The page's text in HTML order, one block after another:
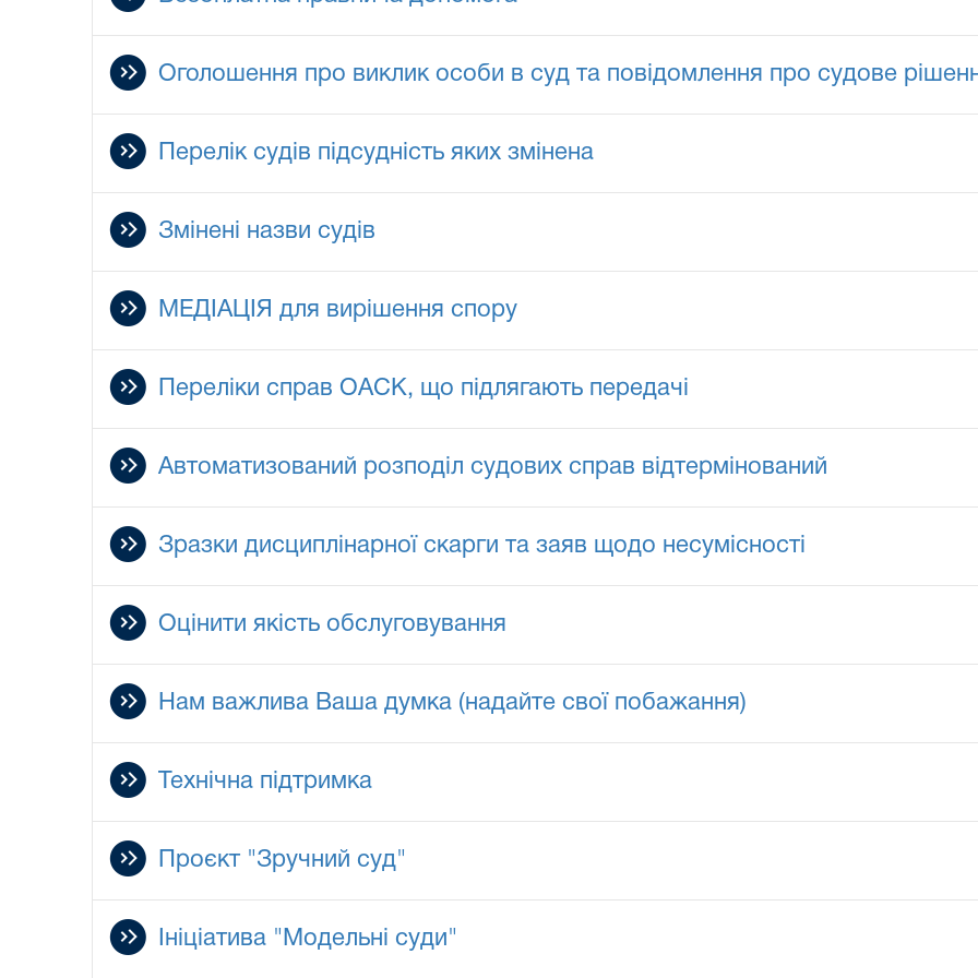
Оголошення про виклик особи в суд та повідомлення про судове
Перелік судів підсудність яких змінена
Змінені назви судів
МЕДІАЦІЯ для вирішення спору
Переліки справ ОАСК, що підлягають передачі
Автоматизований розподіл судових справ відтермінований
Зразки дисциплінарної скарги та заяв щодо несумісності
Оцінити якість обслуговування
Нам важлива Ваша думка (надайте свої побажання)
Технічна підтримка
Проєкт "Зручний суд"
Ініціатива "Модельні суди"